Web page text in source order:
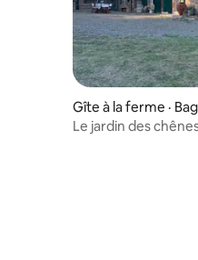
Gîte à la ferme ·
Le jardin des